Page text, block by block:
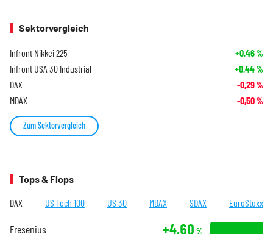
Sektorvergleich
Infront Nikkei 225 +0,46%
Infront USA 30 Industrial +0,44%
DAX -0,29%
MDAX -0,50%
Zum Sektorvergleich
Tops & Flops
DAX US Tech 100 US 30 MDAX SDAX EuroStoxx
Fresenius +4,60 %